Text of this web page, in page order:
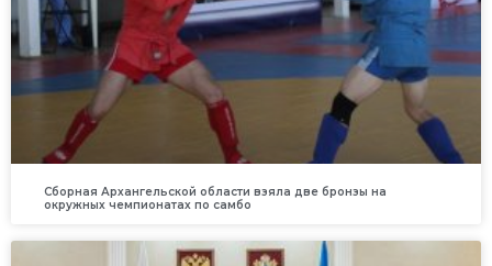
Сборная Архангельской области взяла две бронзы на
окружных чемпионатах по самбо